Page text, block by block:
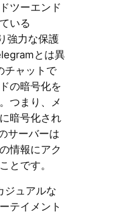
ツーエンド
いる
強力な保護
とは異
チャットで
の暗号化を
つまり、メ
暗号化され
サーバーは
情報にアク
とです。
ジュアルな
テイメント